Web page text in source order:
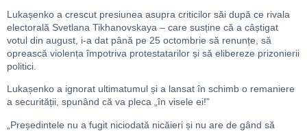
Lukașenko a crescut presiunea asupra criticilor săi după ce rivala
electorală Svetlana Tikhanovskaya – care susține că a câștigat
votul din august, i-a dat până pe 25 octombrie să renunțe, să
oprească violența împotriva protestatarilor și să elibereze prizonierii
politici.
Lukașenko a ignorat ultimatumul și a lansat în schimb o remaniere
a securității, spunând că va pleca „în visele ei!”
„Președintele nu a fugit niciodată nicăieri și nu are de gând să